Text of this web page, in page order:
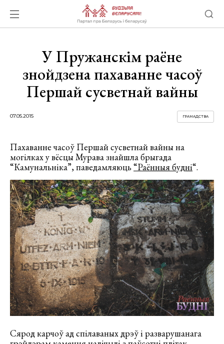
У Пружанскім раёне
знойдзена пахаванне часоў
Першай сусветнай вайны
07.05.2015 ГРАМАДСТВА
Пахаванне часоў Першай сусветнай вайны на
могілках у вёсцы Мурава знайшла брыгада
“Камунальніка”, паведамляюць“Раённыя будні“.
Сярод карчоў ад спілаваных дрэў і разварушанага